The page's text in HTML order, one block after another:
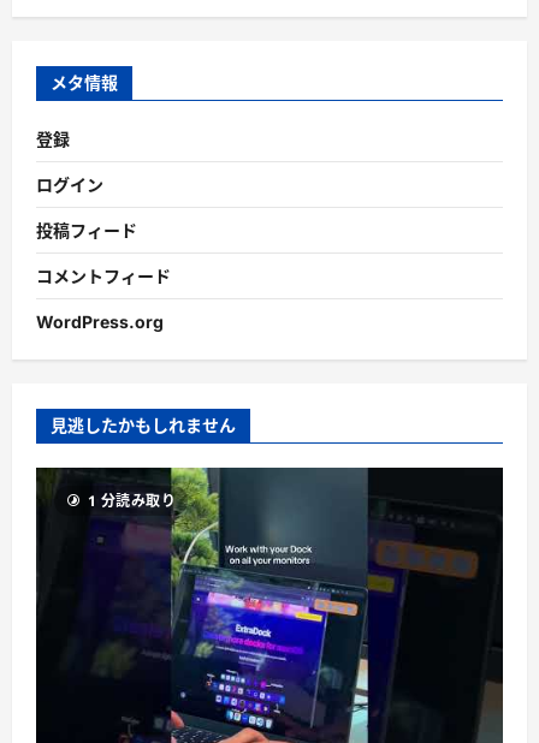
カ
ブ
メタ情報
登録
ログイン
投稿フィード
コメントフィード
WordPress.org
見逃したかもしれません
1 分読み取り